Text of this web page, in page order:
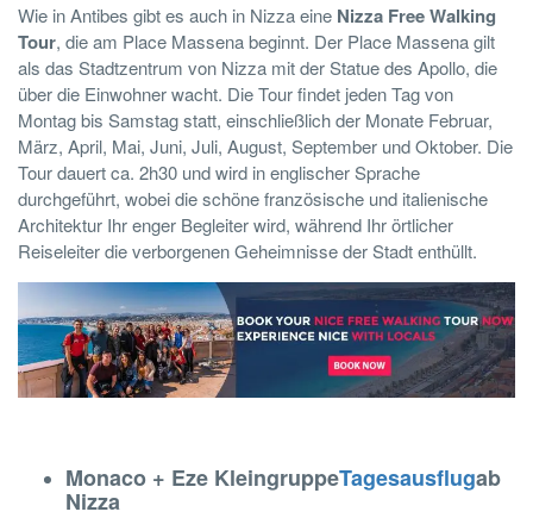
Wie in Antibes gibt es auch in Nizza eine Nizza Free Walking
Tour, die am Place Massena beginnt. Der Place Massena gilt
als das Stadtzentrum von Nizza mit der Statue des Apollo, die
über die Einwohner wacht. Die Tour findet jeden Tag von
Montag bis Samstag statt, einschließlich der Monate Februar,
März, April, Mai, Juni, Juli, August, September und Oktober. Die
Tour dauert ca. 2h30 und wird in englischer Sprache
durchgeführt, wobei die schöne französische und italienische
Architektur Ihr enger Begleiter wird, während Ihr örtlicher
Reiseleiter die verborgenen Geheimnisse der Stadt enthüllt.
Monaco + Eze KleingruppeTagesausflugab
Nizza